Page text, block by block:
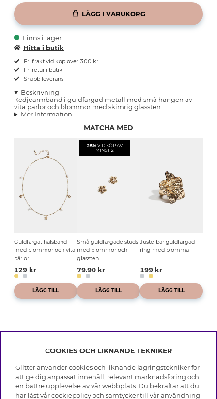
LÄGG I VARUKORG
Finns i lager
Hitta i butik
Fri frakt vid köp över 300 kr
Fri retur i butik
Snabb leverans
Beskrivning
Kedjearmband i guldfärgad metall med små hängen av
vita pärlor och blommor med skimrig glassten.
Mer Information
MATCHA MED
Guldfärgat halsband
med blommor och vita
pärlor
129 kr
LÄGG TILL
25% VID KÖP AV
MINST 2
Små guldfärgade studs
med blommor och
glassten
79.90 kr
LÄGG TILL
Justerbar guldfärgad
ring med blomma
199 kr
LÄGG TILL
INFO
Leverans
Villkor
Integritetspolicy
OM GLITTER
Black Friday
COOKIES OCH LIKNANDE TEKNIKER
Glitter använder cookies och liknande lagringstekniker för
att ge dig anpassat innehåll, relevant marknadsföring och
en bättre upplevelse av vår webbplats. Du bekräftar att du
har läst vår cookiepolicy och samtycker till vår användning